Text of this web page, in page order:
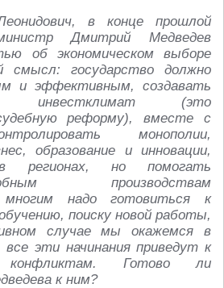
в конце прошлой
Дмитрий Медведев
об экономическом выборе
смысл: государство должно
и эффективным, создавать
инвестклимат (это
реформу), вместе с
монополии,
образование и инновации,
регионах, но помогать
производствам
надо готовиться к
поиску новой работы,
случае мы окажемся в
эти начинания приведут к
конфликтам. Готово ли
к ним?